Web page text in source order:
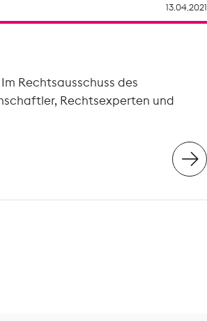
13.04.2021
Rechtsausschuss des
Rechtsexperten und